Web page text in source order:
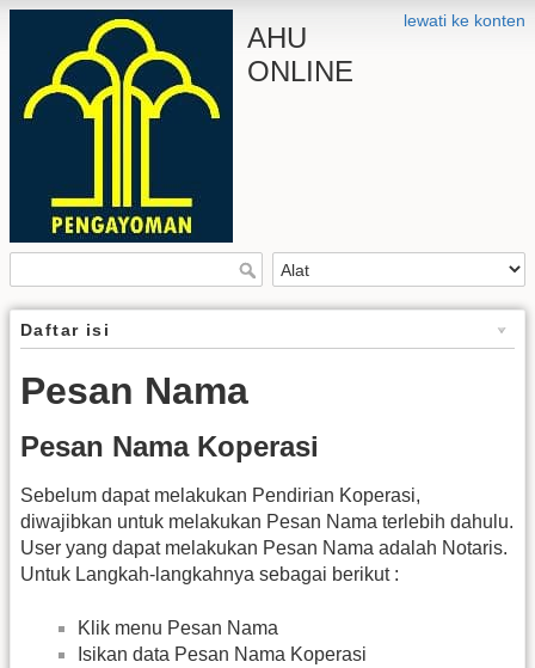
lewati ke konten
AHU
ONLINE
Daftar isi
Pesan Nama
Pesan Nama Koperasi
Sebelum dapat melakukan Pendirian Koperasi,
diwajibkan untuk melakukan Pesan Nama terlebih dahulu.
User yang dapat melakukan Pesan Nama adalah Notaris.
Untuk Langkah-langkahnya sebagai berikut :
Klik menu Pesan Nama
Isikan data Pesan Nama Koperasi